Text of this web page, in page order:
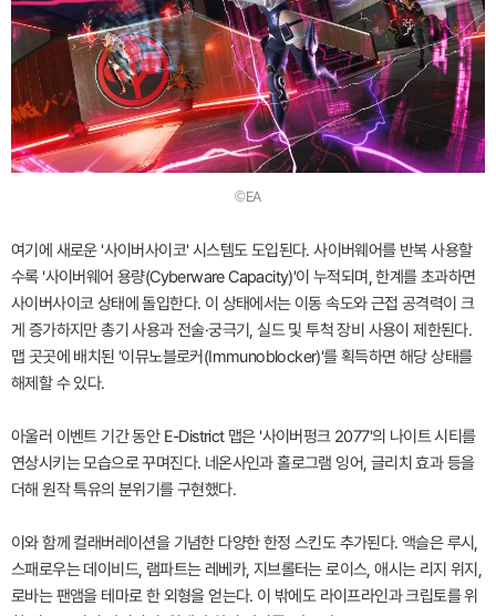
©EA
여기에 새로운 '사이버사이코' 시스템도 도입된다. 사이버웨어를 반복 사용할
수록 '사이버웨어 용량(Cyberware Capacity)'이 누적되며, 한계를 초과하면
사이버사이코 상태에 돌입한다. 이 상태에서는 이동 속도와 근접 공격력이 크
게 증가하지만 총기 사용과 전술·궁극기, 실드 및 투척 장비 사용이 제한된다.
맵 곳곳에 배치된 '이뮤노블로커(Immunoblocker)'를 획득하면 해당 상태를
해제할 수 있다.
아울러 이벤트 기간 동안 E-District 맵은 '사이버펑크 2077'의 나이트 시티를
연상시키는 모습으로 꾸며진다. 네온사인과 홀로그램 잉어, 글리치 효과 등을
더해 원작 특유의 분위기를 구현했다.
이와 함께 컬래버레이션을 기념한 다양한 한정 스킨도 추가된다. 액슬은 루시,
스패로우는 데이비드, 램파트는 레베카, 지브롤터는 로이스, 애시는 리지 위지,
로바는 팬앰을 테마로 한 외형을 얻는다. 이 밖에도 라이프라인과 크립토를 위